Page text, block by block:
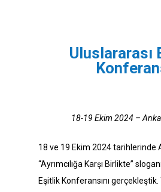
Uluslararası
18-19 Ekim 2024 –
18 ve 19 Ekim 2024 tarihlerinde
“Ayrımcılığa Karşı Birlikte”
Eşitlik Konferansını